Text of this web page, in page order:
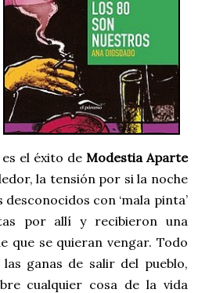
el éxito de Modestia Aparte
la tensión por si la noche
con ‘mala pinta’
por allí y recibieron una
que se quieran vengar. Todo
ganas de salir del pueblo,
cualquier cosa de la vida